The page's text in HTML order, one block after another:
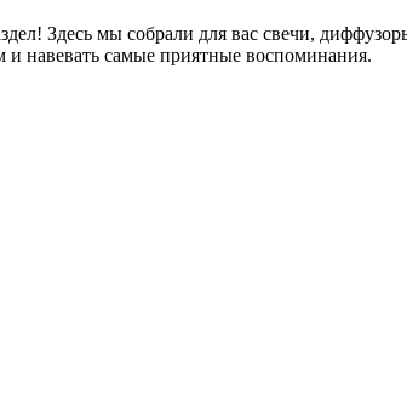
Здесь мы собрали для вас свечи,
и навевать самые приятные воспоминания.